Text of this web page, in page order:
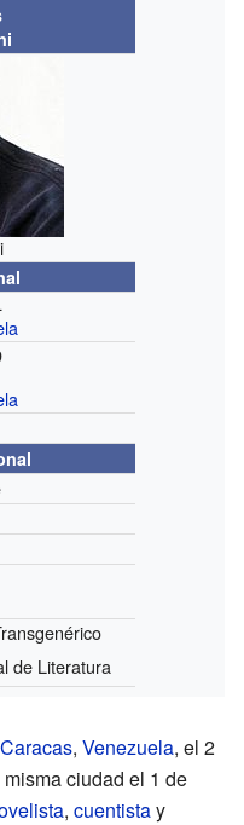
de Literatura
Caracas, Venezuela, el 2
ciudad el 1 de
, cuentistay